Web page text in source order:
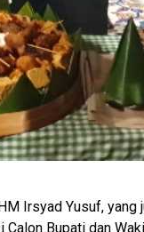
Irsyad Yusuf, yang
Bupati dan